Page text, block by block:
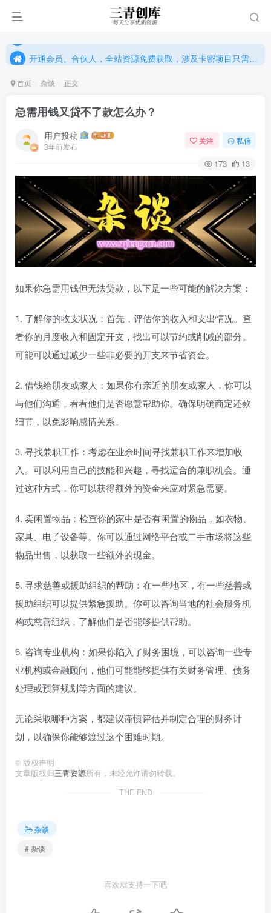
开通会员、合伙人，全站资源免费获取，涉及卡密项目只需单独购卡密（位置：网站右下悬浮按钮）
开通会员、合伙人，全站资源免费获取，涉及卡密项目只需单独购卡密（位置：网站右下悬浮按钮）
首页 杂谈 正文
急需用钱又贷不了款怎么办？
用户投稿
3年前发布
关注 私信
173 13
如果你急需用钱但无法贷款，以下是一些可能的解决方案：
1. 了解你的收支状况：首先，评估你的收入和支出情况。查
看你的月度收入和固定开支，找出可以节约或削减的部分。
可能可以通过减少一些非必要的开支来节省资金。
2. 借钱给朋友或家人：如果你有亲近的朋友或家人，你可以
与他们沟通，看看他们是否愿意帮助你。确保明确商定还款
细节，以免影响感情关系。
3. 寻找兼职工作：考虑在业余时间寻找兼职工作来增加收
入。可以利用自己的技能和兴趣，寻找适合的兼职机会。通
过这种方式，你可以获得额外的资金来应对紧急需要。
4. 卖闲置物品：检查你的家中是否有闲置的物品，如衣物、
家具、电子设备等。你可以通过网络平台或二手市场将这些
物品出售，以获取一些额外的现金。
5. 寻求慈善或援助组织的帮助：在一些地区，有一些慈善或
援助组织可以提供紧急援助。你可以咨询当地的社会服务机
构或慈善组织，了解他们是否能够提供帮助。
6. 咨询专业机构：如果你陷入了财务困境，可以咨询一些专
业机构或金融顾问，他们可能能够提供有关财务管理、债务
处理或预算规划等方面的建议。
无论采取哪种方案，都建议谨慎评估并制定合理的财务计
划，以确保你能够渡过这个困难时期。
© 版权声明
文章版权归三青资源所有，未经允许请勿转载。
THE END
杂谈
# 杂谈
喜欢就支持一下吧